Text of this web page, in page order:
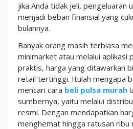
jika Anda tidak jeli, pengeluaran
menjadi beban finansial yang
bulannya.
Banyak orang masih terbiasa
minimarket atau melalui aplikasi
praktis, harga yang ditawarkan
retail tertinggi. Itulah mengapa
mencari cara beli pulsa murah
sumbernya, yaitu melalui
resmi. Dengan mendapatkan
menghemat hingga ratusan ribu